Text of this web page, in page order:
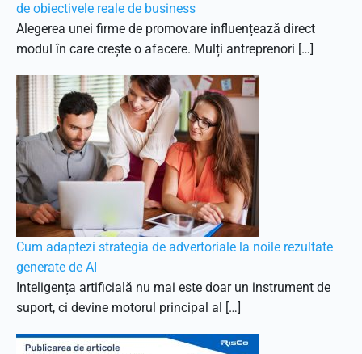
de obiectivele reale de business
Alegerea unei firme de promovare influențează direct
modul în care crește o afacere. Mulți antreprenori […]
Cum adaptezi strategia de advertoriale la noile rezultate
generate de AI
Inteligența artificială nu mai este doar un instrument de
suport, ci devine motorul principal al […]